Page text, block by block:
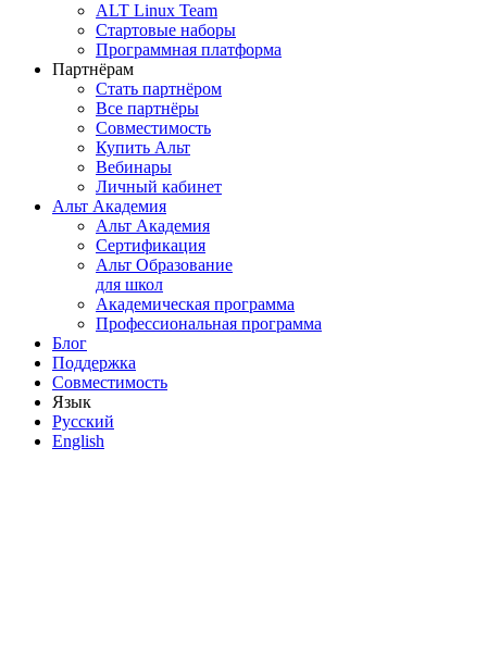
ALT Linux Team
Стартовые наборы
Программная платформа
Партнёрам
Стать партнёром
Все партнёры
Совместимость
Купить Альт
Вебинары
Личный кабинет
Альт Академия
Альт Академия
Сертификация
Альт Образование
для школ
Академическая программа
Профессиональная программа
Блог
Поддержка
Совместимость
Язык
Русский
English